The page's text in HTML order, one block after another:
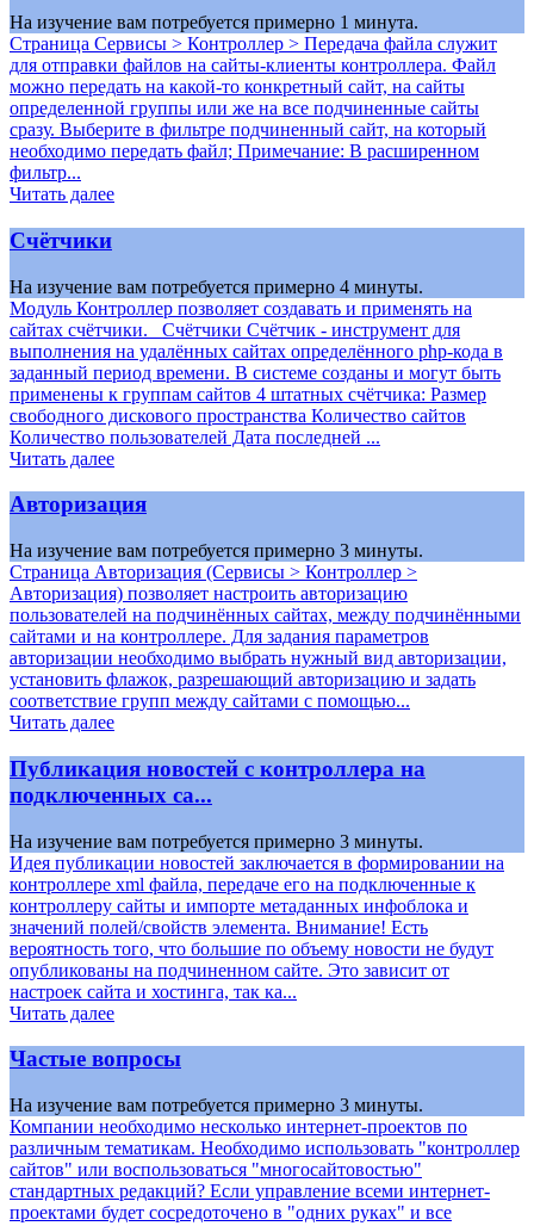
На изучение вам потребуется примерно 1 минута.
Страница Сервисы > Контроллер > Передача файла служит
для отправки файлов на сайты-клиенты контроллера. Файл
можно передать на какой-то конкретный сайт, на сайты
определенной группы или же на все подчиненные сайты
сразу. Выберите в фильтре подчиненный сайт, на который
необходимо передать файл; Примечание: В расширенном
фильтр...
Читать далее
Счётчики
На изучение вам потребуется примерно 4 минуты.
Модуль Контроллер позволяет создавать и применять на
сайтах счётчики. Счётчики Счётчик - инструмент для
выполнения на удалённых сайтах определённого php-кода в
заданный период времени. В системе созданы и могут быть
применены к группам сайтов 4 штатных счётчика: Размер
свободного дискового пространства Количество сайтов
Количество пользователей Дата последней ...
Читать далее
Авторизация
На изучение вам потребуется примерно 3 минуты.
Страница Авторизация (Сервисы > Контроллер >
Авторизация) позволяет настроить авторизацию
пользователей на подчинённых сайтах, между подчинёнными
сайтами и на контроллере. Для задания параметров
авторизации необходимо выбрать нужный вид авторизации,
установить флажок, разрешающий авторизацию и задать
соответствие групп между сайтами с помощью...
Читать далее
Публикация новостей с контроллера на
подключенных са...
На изучение вам потребуется примерно 3 минуты.
Идея публикации новостей заключается в формировании на
контроллере xml файла, передаче его на подключенные к
контроллеру сайты и импорте метаданных инфоблока и
значений полей/свойств элемента. Внимание! Есть
вероятность того, что большие по объему новости не будут
опубликованы на подчиненном сайте. Это зависит от
настроек сайта и хостинга, так ка...
Читать далее
Частые вопросы
На изучение вам потребуется примерно 3 минуты.
Компании необходимо несколько интернет-проектов по
различным тематикам. Необходимо использовать "контроллер
сайтов" или воспользоваться "многосайтовостью"
стандартных редакций? Если управление всеми интернет-
проектами будет сосредоточено в "одних руках" и все